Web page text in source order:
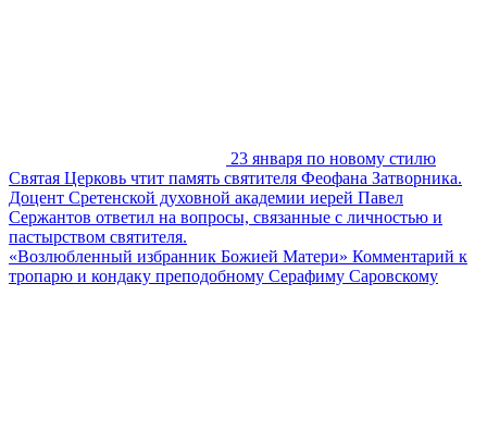
23 января по новому стилю
Святая Церковь чтит память святителя Феофана Затворника.
Доцент Сретенской духовной академии иерей Павел
Сержантов ответил на вопросы, связанные с личностью и
пастырством святителя.
«Возлюбленный избранник Божией Матери» Комментарий к
тропарю и кондаку преподобному Серафиму Саровскому